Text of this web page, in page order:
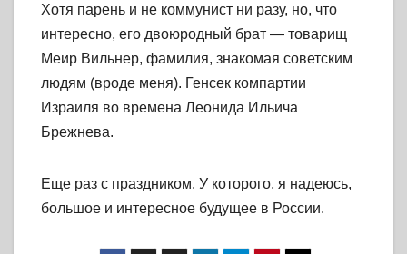
Хотя парень и не коммунист ни разу, но, что
интересно, его двоюродный брат — товарищ
Меир Вильнер, фамилия, знакомая советским
людям (вроде меня). Генсек компартии
Израиля во времена Леонида Ильича
Брежнева.
Еще раз с праздником. У которого, я надеюсь,
большое и интересное будущее в России.